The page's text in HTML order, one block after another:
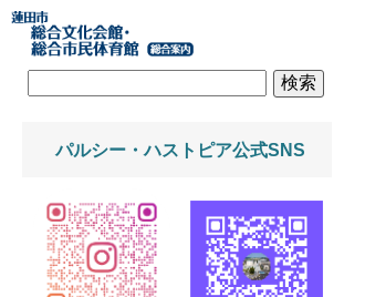
パルシー・ハストピア公式SNS